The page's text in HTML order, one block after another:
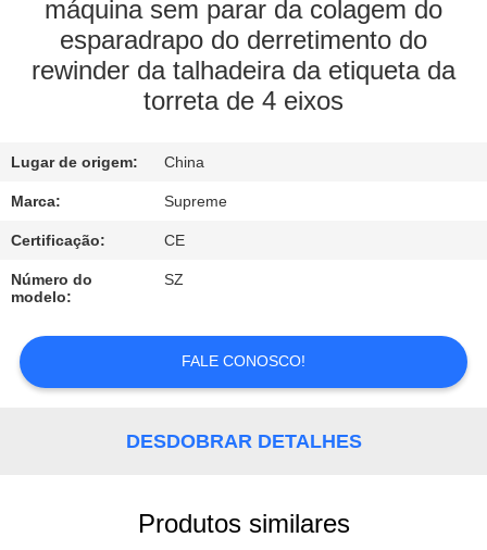
CONTROLE
DE
QUALIDADE
SOLICITE
ORÇAMENTO
máquina sem parar da colagem do
esparadrapo do derretimento do
rewinder da talhadeira da etiqueta da
torreta de 4 eixos
Lugar de origem: China
Marca: Supreme
Certificação: CE
Número do
modelo:
SZ
FALE CONOSCO!
DESDOBRAR DETALHES
Produtos similares